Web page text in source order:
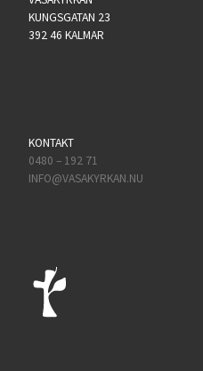
KUNGSGATAN 23
392 46 KALMAR
KONTAKT
0480 – 192 71
INFO@VASAKYRKAN.NU